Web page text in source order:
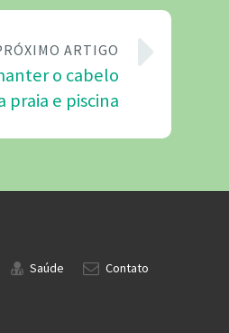
ARTIGO
o cabelo
praia e piscina
Saúde Contato